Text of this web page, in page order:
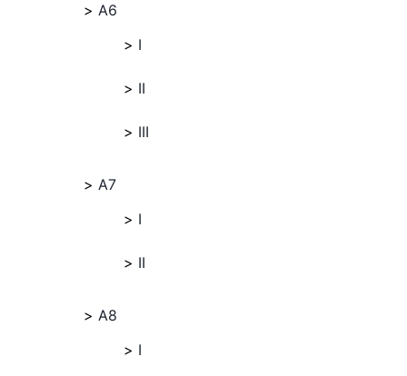
A6
I
II
III
A7
I
II
A8
I